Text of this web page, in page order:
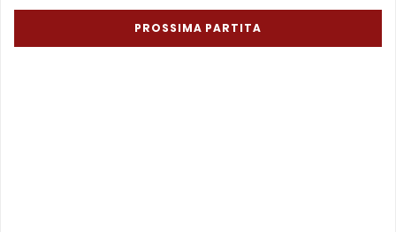
PROSSIMA PARTITA